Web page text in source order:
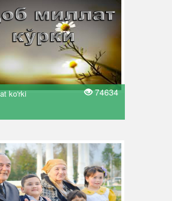
ko'rki 74634